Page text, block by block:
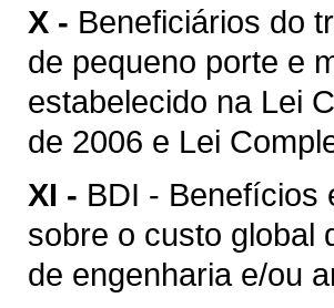
X - Beneficiários do
de pequeno porte e
estabelecido na Lei
de 2006 e Lei
XI - BDI - Benefícios
sobre o custo global
de engenharia e/ou